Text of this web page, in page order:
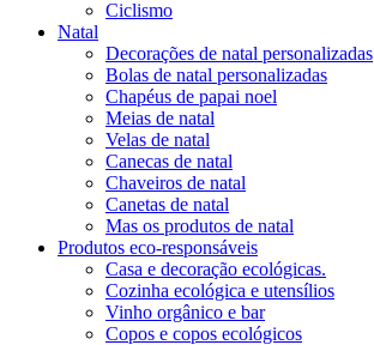
Ciclismo
Natal
Decorações de natal personalizadas
Bolas de natal personalizadas
Chapéus de papai noel
Meias de natal
Velas de natal
Canecas de natal
Chaveiros de natal
Canetas de natal
Mas os produtos de natal
Produtos eco-responsáveis
Casa e decoração ecológicas.
Cozinha ecológica e utensílios
Vinho orgânico e bar
Copos e copos ecológicos